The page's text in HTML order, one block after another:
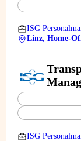
ISG
Linz, Home-
ISG